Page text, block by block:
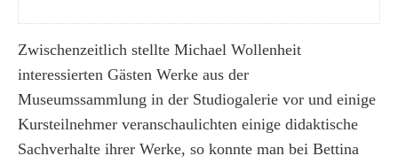
Zwischenzeitlich stellte Michael Wollenheit
interessierten Gästen Werke aus der
Museumssammlung in der Studiogalerie vor und einige
Kursteilnehmer veranschaulichten einige didaktische
Sachverhalte ihrer Werke, so konnte man bei Bettina